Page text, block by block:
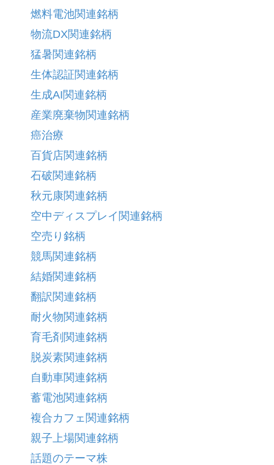
燃料電池関連銘柄
物流DX関連銘柄
猛暑関連銘柄
生体認証関連銘柄
生成AI関連銘柄
産業廃棄物関連銘柄
癌治療
百貨店関連銘柄
石破関連銘柄
秋元康関連銘柄
空中ディスプレイ関連銘柄
空売り銘柄
競馬関連銘柄
結婚関連銘柄
翻訳関連銘柄
耐火物関連銘柄
育毛剤関連銘柄
脱炭素関連銘柄
自動車関連銘柄
蓄電池関連銘柄
複合カフェ関連銘柄
親子上場関連銘柄
話題のテーマ株